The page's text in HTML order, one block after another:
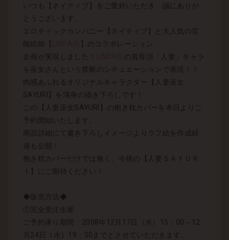
いつも【ネイティブ】をご愛好いただき、誠にありが
とうございます。
エロティックカンパニー【ネイティブ】と大人気の官
能絵師【
】のコラボレーション
企画が実現しました！
の真骨頂「人妻」キャラ
を巫女さんという禁断のシチュエーションで表現！！
肉感あふれるオリジナルキャラクター【人妻巫女
SAYURI】を渾身の描き下ろしです！
この【人妻巫女SAYURI】の抱き枕カバーを本日よりご
予約開始いたします。
商品詳細にて書き下ろしイメージよりラフ絵を作成経
過も公開！
抱き枕カバーだけでは無く、今後の【人妻ＳＡＹＵＲ
Ｉ】にご期待ください！
◆販売方法◆
①完全受注生産
ご予約承り期間：2008年12月17日（水）15：00～12
月24日（水）19：00までとさせていただきます。